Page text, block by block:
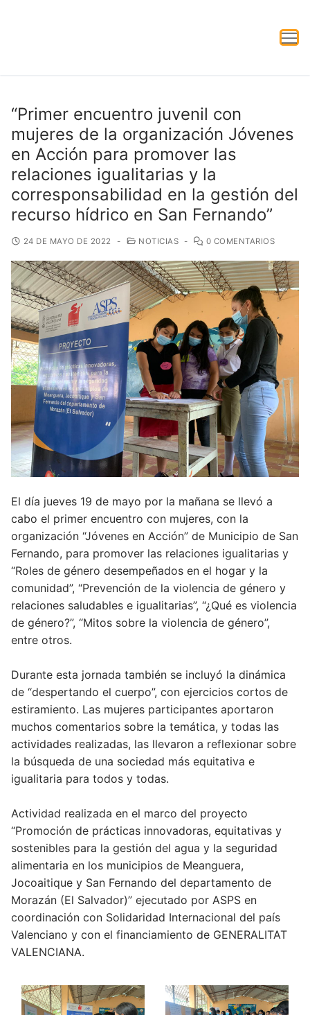
“Primer encuentro juvenil con
mujeres de la organización Jóvenes
en Acción para promover las
relaciones igualitarias y la
corresponsabilidad en la gestión del
recurso hídrico en San Fernando”
24 DE MAYO DE 2022 - NOTICIAS - 0 COMENTARIOS
El día jueves 19 de mayo por la mañana se llevó a
cabo el primer encuentro con mujeres, con la
organización “Jóvenes en Acción” de Municipio de San
Fernando, para promover las relaciones igualitarias y
“Roles de género desempeñados en el hogar y la
comunidad”, “Prevención de la violencia de género y
relaciones saludables e igualitarias”, “¿Qué es violencia
de género?”, “Mitos sobre la violencia de género”,
entre otros.
Durante esta jornada también se incluyó la dinámica
de “despertando el cuerpo”, con ejercicios cortos de
estiramiento. Las mujeres participantes aportaron
muchos comentarios sobre la temática, y todas las
actividades realizadas, las llevaron a reflexionar sobre
la búsqueda de una sociedad más equitativa e
igualitaria para todos y todas.
Actividad realizada en el marco del proyecto
“Promoción de prácticas innovadoras, equitativas y
sostenibles para la gestión del agua y la seguridad
alimentaria en los municipios de Meanguera,
Jocoaitique y San Fernando del departamento de
Morazán (El Salvador)” ejecutado por ASPS en
coordinación con Solidaridad Internacional del país
Valenciano y con el financiamiento de GENERALITAT
VALENCIANA.